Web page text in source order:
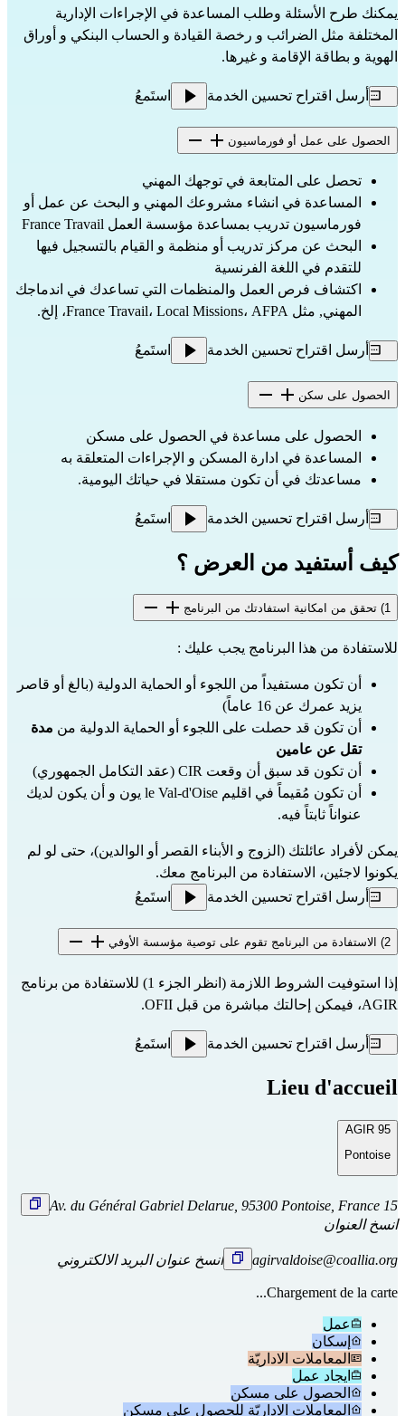
يمكنك طرح الأسئلة وطلب المساعدة في الإجراءات الإدارية
المختلفة مثل الضرائب و رخصة القيادة و الحساب البنكي و أوراق
الهوية و بطاقة الإقامة و غيرها.
أرسل اقتراح تحسين الخدمة استَمعُ
الحصول على عمل أو فورماسيون
تحصل على المتابعة في توجهك المهني
المساعدة في انشاء مشروعك المهني و البحث عن عمل أو
فورماسيون تدريب بمساعدة مؤسسة العمل France Travail
البحث عن مركز تدريب أو منظمة و القيام بالتسجيل فيها
للتقدم في اللغة الفرنسية
اكتشاف فرص العمل والمنظمات التي تساعدك في اندماجك
المهني, مثل France Travail، Local Missions، AFPA، إلخ.
أرسل اقتراح تحسين الخدمة استَمعُ
الحصول على سكن
الحصول على مساعدة في الحصول على مسكن
المساعدة في ادارة المسكن و الإجراءات المتعلقة به
مساعدتك في أن تكون مستقلا في حياتك اليومية.
أرسل اقتراح تحسين الخدمة استَمعُ
كيف أستفيد من العرض ؟
1) تحقق من امكانية استفادتك من البرنامج
للاستفادة من هذا البرنامج يجب عليك :
أن تكون مستفيداً من اللجوء أو الحماية الدولية (بالغ أو قاصر
يزيد عمرك عن 16 عاماً)
أن تكون قد حصلت على اللجوء أو الحماية الدولية من مدة
تقل عن عامين
أن تكون قد سبق أن وقعت CIR (عقد التكامل الجمهوري)
أن تكون مُقيماً في اقليم le Val-d'Oise يون و أن يكون لديك
عنواناً ثابتاً فيه.
يمكن لأفراد عائلتك (الزوج و الأبناء القصر أو الوالدين)، حتى لو لم
يكونوا لاجئين، الاستفادة من البرنامج معك.
أرسل اقتراح تحسين الخدمة
استَمعُ
2) الاستفادة من البرنامج تقوم على توصية مؤسسة الأوفي
إذا استوفيت الشروط اللازمة (انظر الجزء 1) للاستفادة من برنامج
AGIR، فيمكن إحالتك مباشرة
من قبل OFII.
أرسل اقتراح تحسين الخدمة استَمعُ
Lieu d'accueil
AGIR 95
Pontoise
15 Av. du Général Gabriel Delarue, 95300 Pontoise, France
انسخ العنوان
agirvaldoise@coallia.org انسخ عنوان البريد الالكتروني
Chargement de la carte...
عمل
إسكان
المعاملات الاداريّة
ايجاد عمل
الحصول على مسكن
المعاملات الاداريّة للحصول على مسكن